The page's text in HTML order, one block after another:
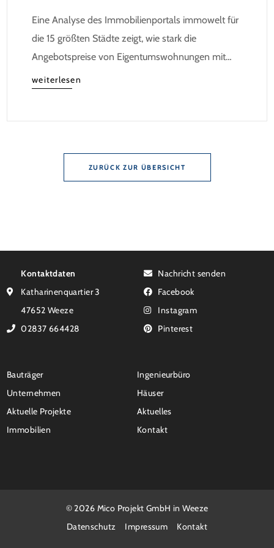
Eine Analyse des Immobilienportals immowelt für
die 15 größten Städte zeigt, wie stark die
Angebotspreise von Eigentumswohnungen mit
zunehmender Entfernung sinken:
weiterlesen
ZURÜCK ZUR ÜBERSICHT
Kontaktdaten
Katharinenquartier 3
47652 Weeze
02837 664428
Nachricht senden
Facebook
Instagram
Pinterest
Bauträger
Ingenieurbüro
Unternehmen
Häuser
Aktuelle Projekte
Aktuelles
Immobilien
Kontakt
© 2026 Mico Projekt GmbH in Weeze
Datenschutz
Impressum Kontakt